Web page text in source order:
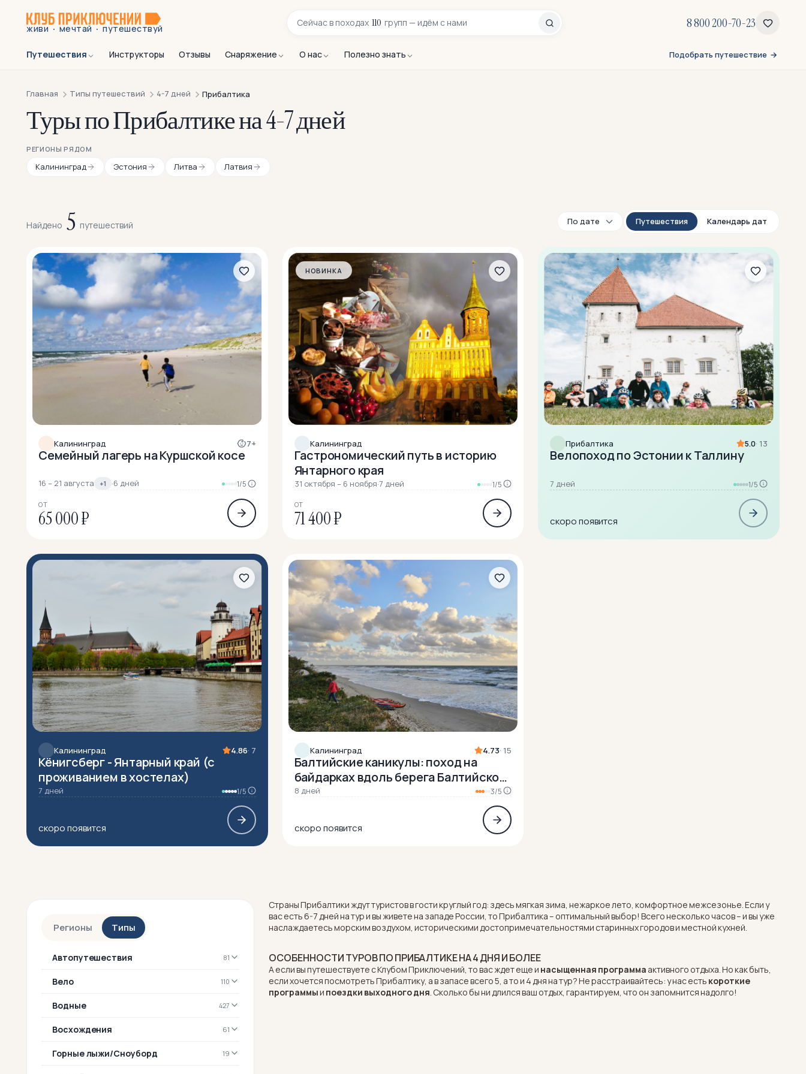
живи · мечтай · путешествуй
Сейчас в походах 110 групп — идём с нами 8 800 200-70-23
Путешествия Инструкторы Отзывы Снаряжение О нас Полезно знать Подобрать путешествие
Главная Типы путешествий 4-7 дней Прибалтика
Туры по Прибалтике на 4-7 дней
РЕГИОНЫ РЯДОМ
Калининград Эстония Литва Латвия
Найдено 5 путешествий Путешествия Календарь дат
Калининград 7+
Семейный лагерь на Куршской косе
16 – 21 августа +1 ·6 дней 1/5
ОТ
65 000 ₽
НОВИНКА
Калининград
Гастрономический путь в историю
Янтарного края
31 октября – 6 ноября·7 дней 1/5
ОТ
71 400 ₽
Прибалтика 5.0· 13
Велопоход по Эстонии к Таллину
7 дней 1/5
скоро появится
Калининград 4.86· 7
Кёнигсберг - Янтарный край (с
проживанием в хостелах)
7 дней 1/5
скоро появится
Калининград 4.73· 15
Балтийские каникулы: поход на
байдарках вдоль берега Балтийского
моря
8 дней 3/5
скоро появится
Регионы Типы
Автопутешествия 81
Вело 110
Водные 427
Восхождения 61
Горные лыжи/Сноуборд 19
СтраныПрибалтики ждут туристов в гости круглый год: здесь мягкая зима, нежаркое лето, комфортное межсезонье. Если у
вас есть 6-7 дней на тур и вы живете на западе России, то Прибалтика – оптимальный выбор! Всего несколько часов – и вы уже
наслаждаетесь морским воздухом, историческими достопримечательностями старинных городов и местной кухней.
ОСОБЕННОСТИ ТУРОВ ПО ПРИБАЛТИКЕ НА 4 ДНЯ И БОЛЕЕ
А если вы путешествуете с Клубом Приключений, то вас ждет еще и насыщенная программа активного отдыха. Но как быть,
если хочется посмотреть Прибалтику, а в запасе всего 5, а то и 4 дня на тур? Не расстраивайтесь: у нас есть короткие
программыи поездки выходного дня . Сколько бы ни длился ваш отдых, гарантируем, что он запомнится надолго!